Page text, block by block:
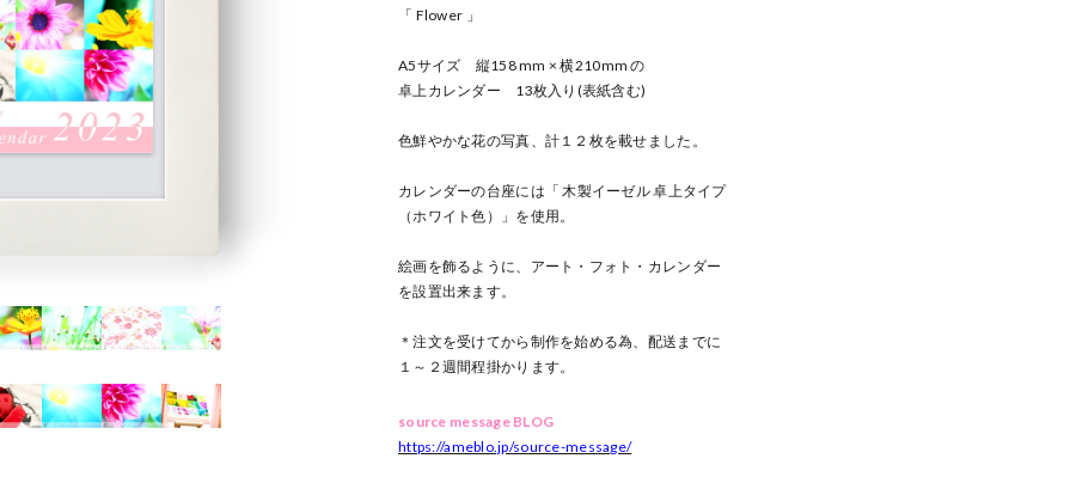
「 Flower 」
A5サイズ 縦158 mm × 横210mm の
卓上カレンダー 13枚入り(表紙含む)
色鮮やかな花の写真、計１２枚を載せました。
カレンダーの台座には「 木製イーゼル 卓上タイプ
（ホワイト色）」を使用。
絵画を飾るように、アート・フォト・カレンダー
を設置出来ます。
＊注文を受けてから制作を始める為、配送までに
１～２週間程掛かります。
source message BLOG
https://ameblo.jp/source-message/